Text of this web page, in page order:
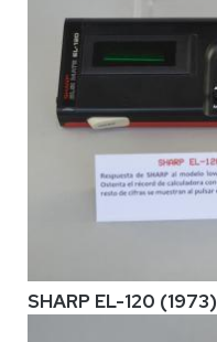
SHARP EL-120 (1973)